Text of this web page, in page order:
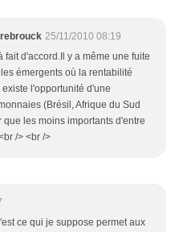
25/11/2010 08:19
fait d'accord.Il y a même une fuite
émergents où la rentabilité
l'opportunité d'une
(Brésil, Afrique du Sud
que les moins importants d'entre
/> <br />
ce qui je suppose permet aux